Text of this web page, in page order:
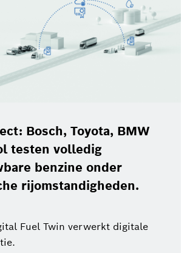
Bosch, Toyota, BMW
testen volledig
benzine onder
rijomstandigheden.
Fuel Twin verwerkt digitale